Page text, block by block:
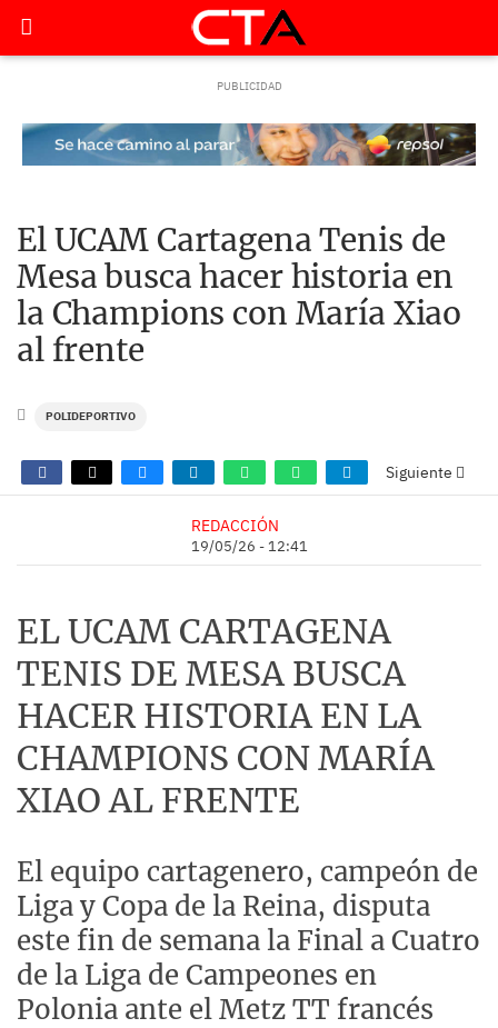
El UCAM Cartagena Tenis de
Mesa busca hacer historia en
la Champions con María Xiao
al frente
POLIDEPORTIVO
Siguiente
REDACCIÓN
19/05/26 - 12:41
EL UCAM CARTAGENA
TENIS DE MESA BUSCA
HACER HISTORIA EN LA
CHAMPIONS CON MARÍA
XIAO AL FRENTE
El equipo cartagenero, campeón de
Liga y Copa de la Reina, disputa
este fin de semana la Final a Cuatro
de la Liga de Campeones en
Polonia ante el Metz TT francés